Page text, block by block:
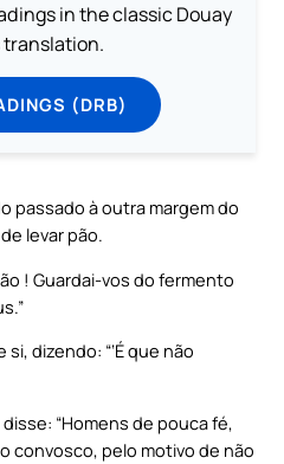
in the classic Douay
translation.
(DRB)
passado à outra margem do
levar pão.
! Guardai-vos do fermento
dizendo: “‘É que não
“Homens de pouca fé,
convosco, pelo motivo de não